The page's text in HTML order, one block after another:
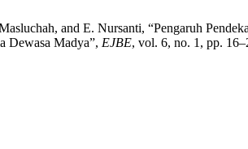
and E. Nursanti, “Pengaruh
Dewasa Madya”, EJBE, vol. 6, no. 1, pp.